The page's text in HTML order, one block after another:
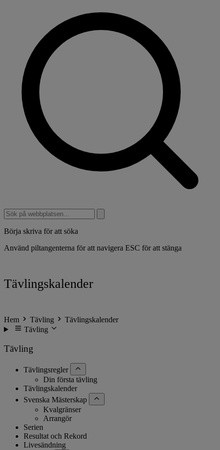
Börja skriva för att söka
Använd piltangenterna för att navigera ESC för att stänga
Tävlingskalender
Hem Tävling
Tävlingskalender
Tävling
Tävling
Tävlingsregler
Din första tävling
Tävlingskalender
Svenska Mästerskap
Kvalgränser
Arrangör
Serien
Resultat och Rekord
Livesändning